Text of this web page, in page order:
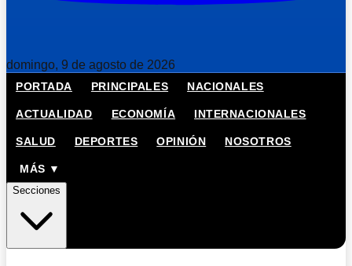
domingo, 9 de agosto de 2026
PORTADA PRINCIPALES NACIONALES
ACTUALIDAD ECONOMÍA INTERNACIONALES
SALUD DEPORTES OPINIÓN NOSOTROS
MÁS ▼
Secciones